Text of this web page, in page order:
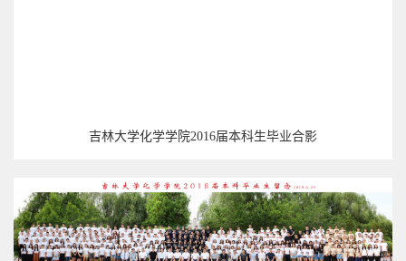
吉林大学化学学院2016届本科生毕业合影